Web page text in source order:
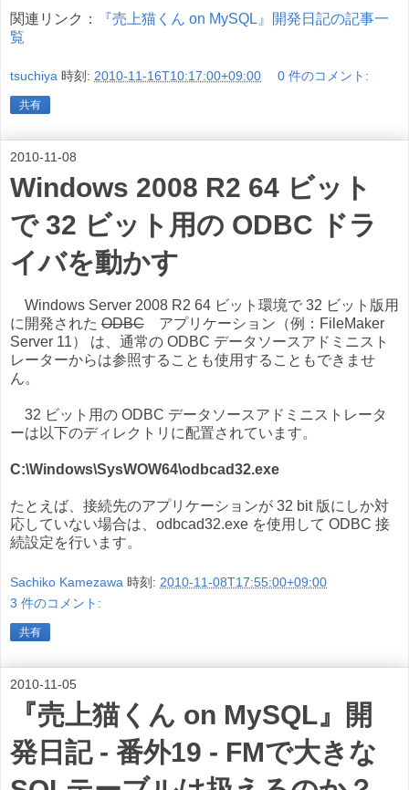
関連リンク：
『売上猫くん on MySQL』開発日記の記事一
覧
tsuchiya 時刻: 2010-11-16T10:17:00+09:00 0 件のコメント:
共有
2010-11-08
Windows 2008 R2 64 ビット
で 32 ビット用の ODBC ドラ
イバを動かす
Windows Server 2008 R2 64 ビット環境で 32 ビット版用
に開発された ODBC アプリケーション（例：FileMaker
Server 11） は、通常の ODBC データソースアドミニスト
レーターからは参照することも使用することもできませ
ん。
32 ビット用の ODBC データソースアドミニストレータ
ーは以下のディレクトリに配置されています。
C:\Windows\SysWOW64\odbcad32.exe
たとえば、接続先のアプリケーションが 32 bit 版にしか対
応していない場合は、odbcad32.exe を使用して ODBC 接
続設定を行います。
Sachiko Kamezawa 時刻: 2010-11-08T17:55:00+09:00
3 件のコメント:
共有
2010-11-05
『売上猫くん on MySQL』開
発日記 - 番外19 - FMで大きな